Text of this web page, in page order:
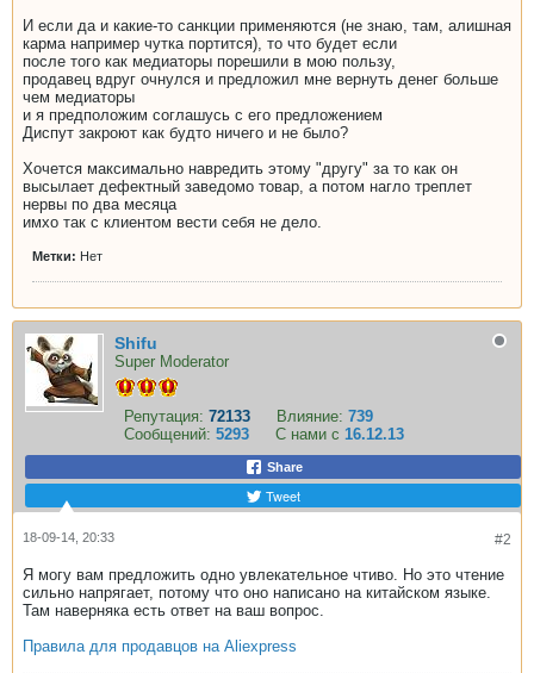
И если да и какие-то санкции применяются (не знаю, там, алишная
карма например чутка портится), то что будет если
после того как медиаторы порешили в мою пользу,
продавец вдруг очнулся и предложил мне вернуть денег больше
чем медиаторы
и я предположим соглашусь с его предложением
Диспут закроют как будто ничего и не было?
Хочется максимально навредить этому "другу" за то как он
высылает дефектный заведомо товар, а потом нагло треплет
нервы по два месяца
имхо так с клиентом вести себя не дело.
Метки: Нет
Shifu
Super Moderator
Репутация: 72133 Влияние: 739
Сообщений: 5293 С нами с 16.12.13
Share
Tweet
#2
18-09-14, 20:33
Я могу вам предложить одно увлекательное чтиво. Но это чтение
сильно напрягает, потому что оно написано на китайском языке.
Там наверняка есть ответ на ваш вопрос.
Правила для продавцов на Aliexpress